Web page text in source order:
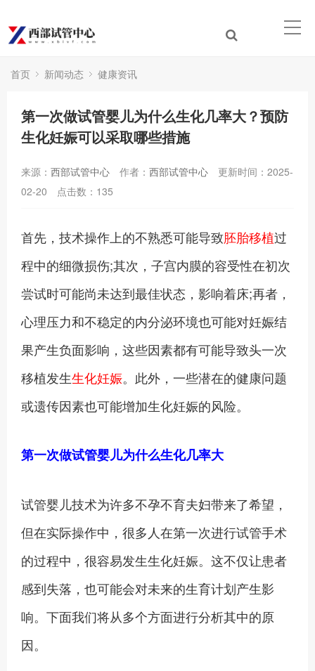
首页 新闻动态 健康资讯
第一次做试管婴儿为什么生化几率大？预防
生化妊娠可以采取哪些措施
来源： 西部试管中心 作者： 西部试管中心
更新时间：2025-
02-20
点击数： 135
首先，技术操作上的不熟悉可能导致胚胎移植过
程中的细微损伤;其次，子宫内膜的容受性在初次
尝试时可能尚未达到最佳状态，影响着床;再者，
心理压力和不稳定的内分泌环境也可能对妊娠结
果产生负面影响，这些因素都有可能导致头一次
移植发生生化妊娠。此外，一些潜在的健康问题
或遗传因素也可能增加生化妊娠的风险。
第一次做试管婴儿为什么生化几率大
试管婴儿技术为许多不孕不育夫妇带来了希望，
但在实际操作中，很多人在第一次进行试管手术
的过程中，很容易发生生化妊娠。这不仅让患者
感到失落，也可能会对未来的生育计划产生影
响。下面我们将从多个方面进行分析其中的原
因。